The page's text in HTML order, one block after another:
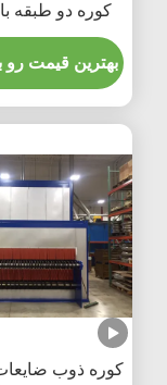
کوره دو طبقه با
بهترین قیمت رو
کوره ذوب ضایعات